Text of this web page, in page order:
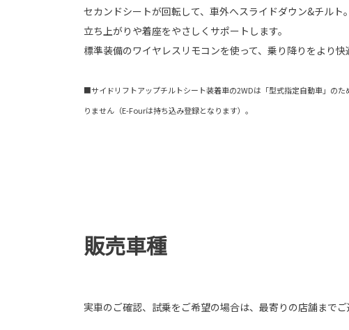
セカンドシートが回転して、車外へスライドダウン&チルト。
立ち上がりや着座をやさしくサポートします。
標準装備のワイヤレスリモコンを使って、乗り降りをより快
■サイドリフトアップチルトシート装着車の2WDは「型式指定自動車」のた
りません（E-Fourは持ち込み登録となります）。
販売車種
実車のご確認、試乗をご希望の場合は、最寄りの店舗までご